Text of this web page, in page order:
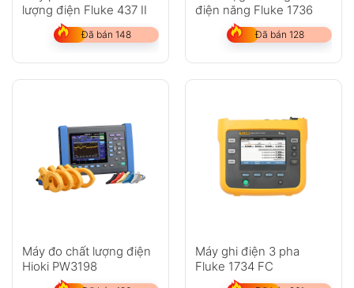
lượng điện Fluke 437 II
Đã bán 148
điện năng Fluke 1736
Đã bán 128
Máy đo chất lượng điện
Hioki PW3198
Máy ghi điện 3 pha
Fluke 1734 FC